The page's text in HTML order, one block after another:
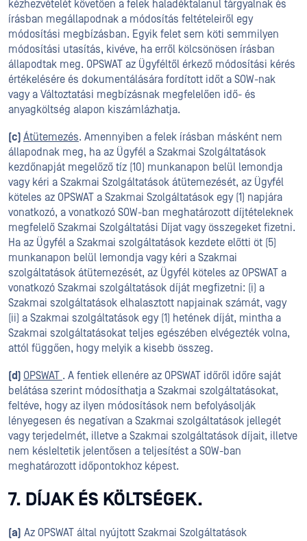
kézhezvételét követően a felek haladéktalanul tárgyalnak és
írásban megállapodnak a módosítás feltételeiről egy
módosítási megbízásban. Egyik felet sem köti semmilyen
módosítási utasítás, kivéve, ha erről kölcsönösen írásban
állapodtak meg. OPSWAT az Ügyféltől érkező módosítási kérés
értékelésére és dokumentálására fordított időt a SOW-nak
vagy a Változtatási megbízásnak megfelelően idő- és
anyagköltség alapon kiszámlázhatja.
(c) Átütemezés. Amennyiben a felek írásban másként nem
állapodnak meg, ha az Ügyfél a Szakmai Szolgáltatások
kezdőnapját megelőző tíz (10) munkanapon belül lemondja
vagy kéri a Szakmai Szolgáltatások átütemezését, az Ügyfél
köteles az OPSWAT a Szakmai Szolgáltatások egy (1) napjára
vonatkozó, a vonatkozó SOW-ban meghatározott díjtételeknek
megfelelő Szakmai Szolgáltatási Díjat vagy összegeket fizetni.
Ha az Ügyfél a Szakmai szolgáltatások kezdete előtti öt (5)
munkanapon belül lemondja vagy kéri a Szakmai
szolgáltatások átütemezését, az Ügyfél köteles az OPSWAT a
vonatkozó Szakmai szolgáltatások díját megfizetni: (i) a
Szakmai szolgáltatások elhalasztott napjainak számát, vagy
(ii) a Szakmai szolgáltatások egy (1) hetének díját, mintha a
Szakmai szolgáltatásokat teljes egészében elvégezték volna,
attól függően, hogy melyik a kisebb összeg.
(d) OPSWAT . A fentiek ellenére az OPSWAT időről időre saját
belátása szerint módosíthatja a Szakmai szolgáltatásokat,
feltéve, hogy az ilyen módosítások nem befolyásolják
lényegesen és negatívan a Szakmai szolgáltatások jellegét
vagy terjedelmét, illetve a Szakmai szolgáltatások díjait, illetve
nem késleltetik jelentősen a teljesítést a SOW-ban
meghatározott időpontokhoz képest.
7. DÍJAK ÉS KÖLTSÉGEK.
(a) Az OPSWAT által nyújtott Szakmai Szolgáltatások